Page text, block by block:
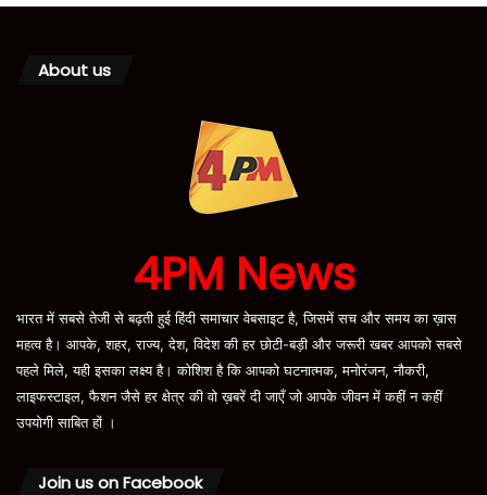
About us
4PM News
भारत में सबसे तेजी से बढ़ती हुई हिंदी समाचार वेबसाइट है, जिसमें सच और समय का ख़ास
महत्व है। आपके, शहर, राज्य, देश, विदेश की हर छोटी-बड़ी और जरूरी खबर आपको सबसे
पहले मिले, यही इसका लक्ष्य है। कोशिश है कि आपको घटनात्मक, मनोरंजन, नौकरी,
लाइफस्टाइल, फैशन जैसे हर क्षेत्र की वो ख़बरें दी जाएँ जो आपके जीवन में कहीं न कहीं
उपयोगी साबित हों ।
Join us on Facebook